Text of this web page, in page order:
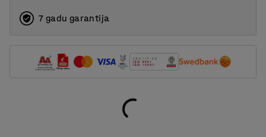
7 gadu garantija